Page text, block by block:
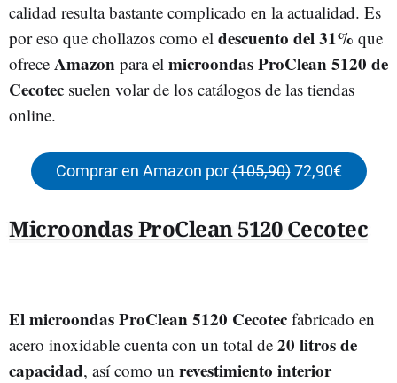
calidad resulta bastante complicado en la actualidad. Es
por eso que chollazos como el descuento del 31% que
ofrece Amazon para el microondas ProClean 5120 de
Cecotec suelen volar de los catálogos de las tiendas
online.
Comprar en Amazon por(105,90)72,90€
Microondas ProClean 5120 Cecotec
El microondas ProClean 5120 Cecotec fabricado en
acero inoxidable cuenta con un total de 20 litros de
capacidad, así como un revestimiento interior